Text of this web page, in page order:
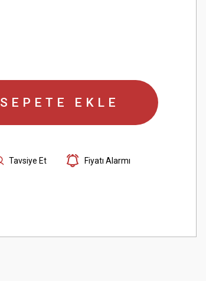
SEPETE EKLE
Tavsiye Et Fiyatı Alarmı